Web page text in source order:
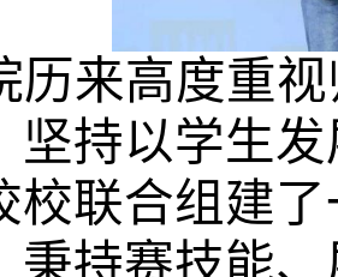
历来高度重
坚持以学生
校联合组建
秉持赛技能